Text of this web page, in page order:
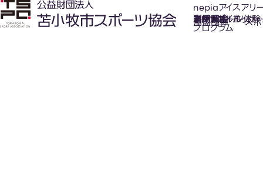
nepiaアイスアリ
氷上スポーツ体験
プログラム
お知らせ
スケジュール
フロアガイド
利用案内
利用料金
カジュアルホッケ
アクセス
加盟団体 ス